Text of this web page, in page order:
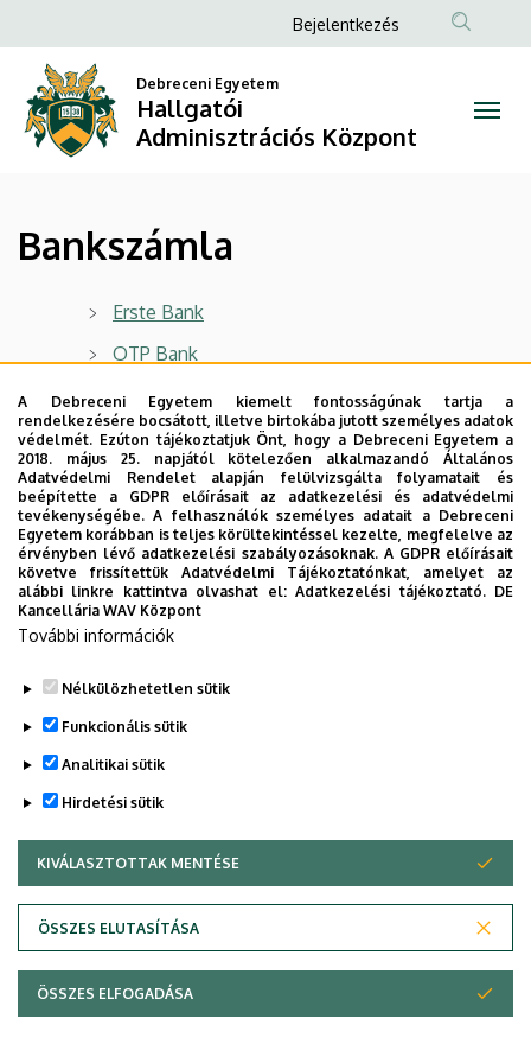
Hallgatói
Adminisztrációs
Központ
a
tartalomra
Anonim
menüje
Bejelentkezés
Debreceni Egyetem
Hallgatói
Adminisztrációs Központ
Bankszámla
Erste Bank
OTP Bank
UniCredit Bank
Legutóbbi frissítés: 2024. 02. 06. 10:27
Adatvédelem
Szerzői jog © 2026 Unideb
A Debreceni Egyetem kiemelt fontosságúnak tartja a
rendelkezésére bocsátott, illetve birtokába jutott személyes adatok
védelmét. Ezúton tájékoztatjuk Önt, hogy a Debreceni Egyetem a
2018. május 25. napjától kötelezően alkalmazandó Általános
Adatvédelmi Rendelet alapján felülvizsgálta folyamatait és
beépítette a GDPR előírásait az adatkezelési és adatvédelmi
tevékenységébe. A felhasználók személyes adatait a Debreceni
Egyetem korábban is teljes körültekintéssel kezelte, megfelelve az
érvényben lévő adatkezelési szabályozásoknak. A GDPR előírásait
követve frissítettük Adatvédelmi Tájékoztatónkat, amelyet az
alábbi linkre kattintva olvashat el:Adatkezelési tájékoztató. DE
Kancellária WAV Központ
További információk
Nélkülözhetetlen sütik
Funkcionális sütik
Analitikai sütik
Hirdetési sütik
KIVÁLASZTOTTAK MENTÉSE
ÖSSZES ELUTASÍTÁSA
WITHDRAW CONSENT
ÖSSZES ELFOGADÁSA